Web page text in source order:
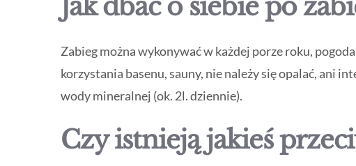
Jak dbać o siebie po
Zabieg można wykonywać w każdej porze roku,
korzystania basenu, sauny, nie należy się opalać, ani
wody mineralnej (ok. 2l. dziennie).
Czy istnieją jakieś